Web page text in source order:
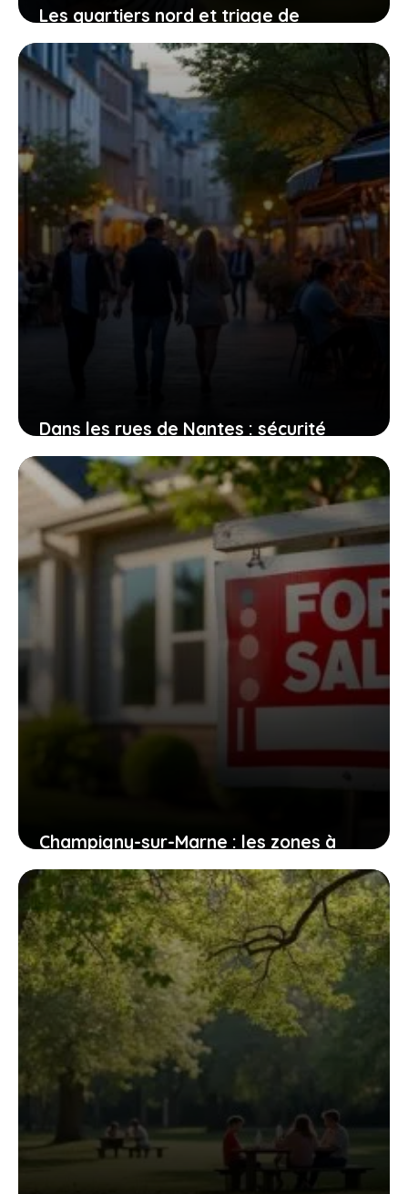
Les quartiers nord et triage de
Villeneuve-Saint-Georges : entre défis
et transformations
3 août 2026
Dans les rues de Nantes : sécurité
perçue et réalités des quartiers
2 août 2026
Champigny-sur-Marne : les zones à
éviter pour les futurs habitants
1 août 2026